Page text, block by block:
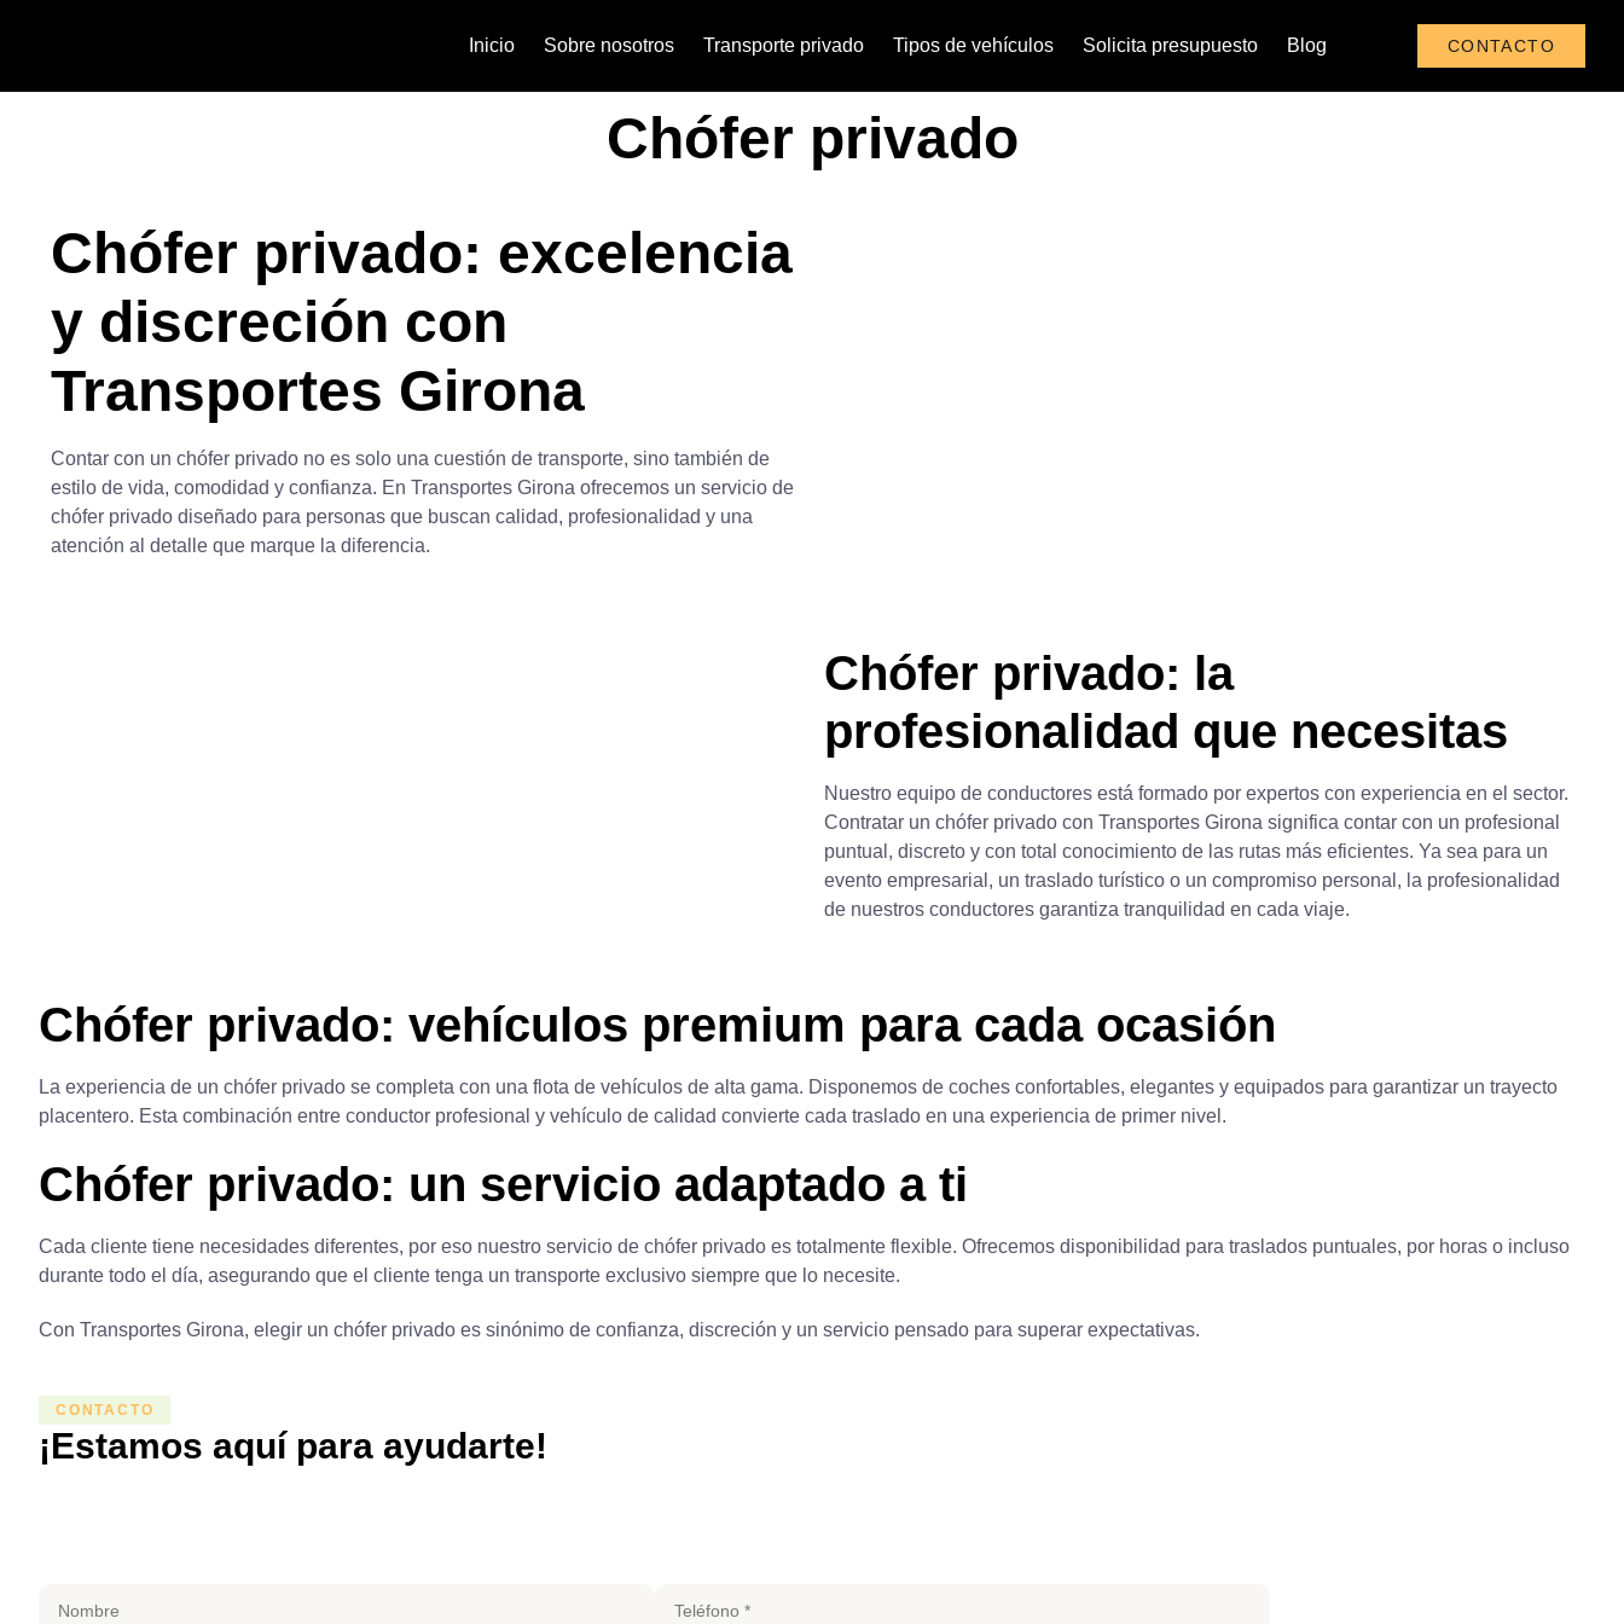
Inicio Sobre nosotros Transporte privado Tipos de vehículos Solicita presupuesto Blog CONTACTO
Chófer privado
Chófer privado: excelencia
y discreción con
Transportes Girona
Contar con un chófer privado no es solo una cuestión de transporte, sino también de
estilo de vida, comodidad y confianza. En Transportes Girona ofrecemos un servicio de
chófer privado diseñado para personas que buscan calidad, profesionalidad y una
atención al detalle que marque la diferencia.
Chófer privado: la
profesionalidad que necesitas
Nuestro equipo de conductores está formado por expertos con experiencia en el sector.
Contratar un chófer privado con Transportes Girona significa contar con un profesional
puntual, discreto y con total conocimiento de las rutas más eficientes. Ya sea para un
evento empresarial, un traslado turístico o un compromiso personal, la profesionalidad
de nuestros conductores garantiza tranquilidad en cada viaje.
Chófer privado: vehículos premium para cada ocasión
La experiencia de un chófer privado se completa con una flota de vehículos de alta gama. Disponemos de coches confortables, elegantes y equipados para garantizar un trayecto
placentero. Esta combinación entre conductor profesional y vehículo de calidad convierte cada traslado en una experiencia de primer nivel.
Chófer privado: un servicio adaptado a ti
Cada cliente tiene necesidades diferentes, por eso nuestro servicio de chófer privado es totalmente flexible. Ofrecemos disponibilidad para traslados puntuales, por horas o incluso
durante todo el día, asegurando que el cliente tenga un transporte exclusivo siempre que lo necesite.
Con Transportes Girona, elegir un chófer privado es sinónimo de confianza, discreción y un servicio pensado para superar expectativas.
CONTACTO
¡Estamos aquí para ayudarte!